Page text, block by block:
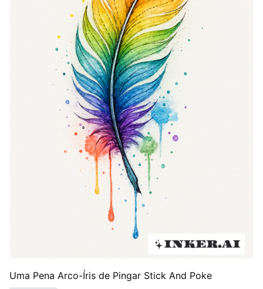
Uma Pena Arco-Íris de Pingar Stick And Poke